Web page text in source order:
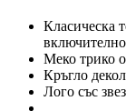
Класическа
Меко трико
Кръгло
Лого със